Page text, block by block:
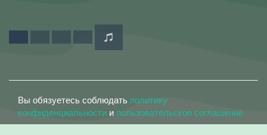
Вы обязуетесь соблюдать политику
конфиденциальности и пользовательское соглашение